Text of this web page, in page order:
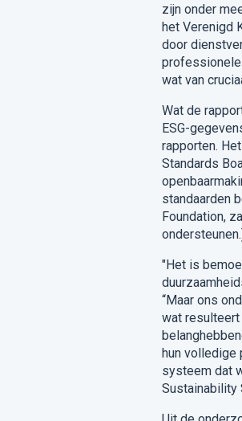
zijn onder
het Verenigd
door
professionele
wat van
Wat de
ESG-
rapporten.
Standards
standaarden
Foundation,
"Het is
“Maar ons
wat
hun volledige
systeem dat
Sustainability